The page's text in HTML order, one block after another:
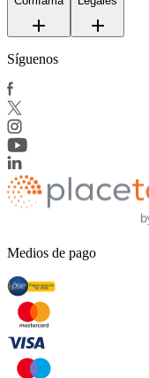
Síguenos
Medios de pago